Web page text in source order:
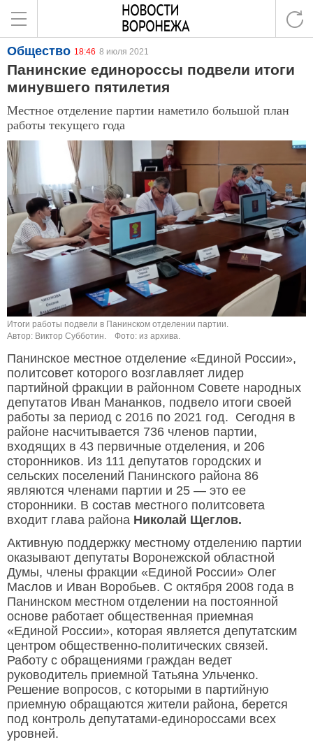
Общество 18:46 8 июля 2021
Панинские единороссы подвели итоги
минувшего пятилетия
Местное отделение партии наметило большой план
работы текущего года
Итоги работы подвели в Панинском отделении партии.
Автор: Виктор Субботин.
Фото: из архива.
Панинское местное отделение «Единой России»,
политсовет которого возглавляет лидер
партийной фракции в районном Совете народных
депутатов Иван Мананков, подвело итоги своей
работы за период с 2016 по 2021 год. Сегодня в
районе насчитывается 736 членов партии,
входящих в 43 первичные отделения, и 206
сторонников. Из 111 депутатов городских и
сельских поселений Панинского района 86
являются членами партии и 25 — это ее
сторонники. В состав местного политсовета
входит глава района Николай Щеглов.
Активную поддержку местному отделению партии
оказывают депутаты Воронежской областной
Думы, члены фракции «Единой России» Олег
Маслов и Иван Воробьев. С октября 2008 года в
Панинском местном отделении на постоянной
основе работает общественная приемная
«Единой России», которая является депутатским
центром общественно-политических связей.
Работу с обращениями граждан ведет
руководитель приемной Татьяна Ульченко.
Решение вопросов, с которыми в партийную
приемную обращаются жители района, берется
под контроль депутатами-единороссами всех
уровней.